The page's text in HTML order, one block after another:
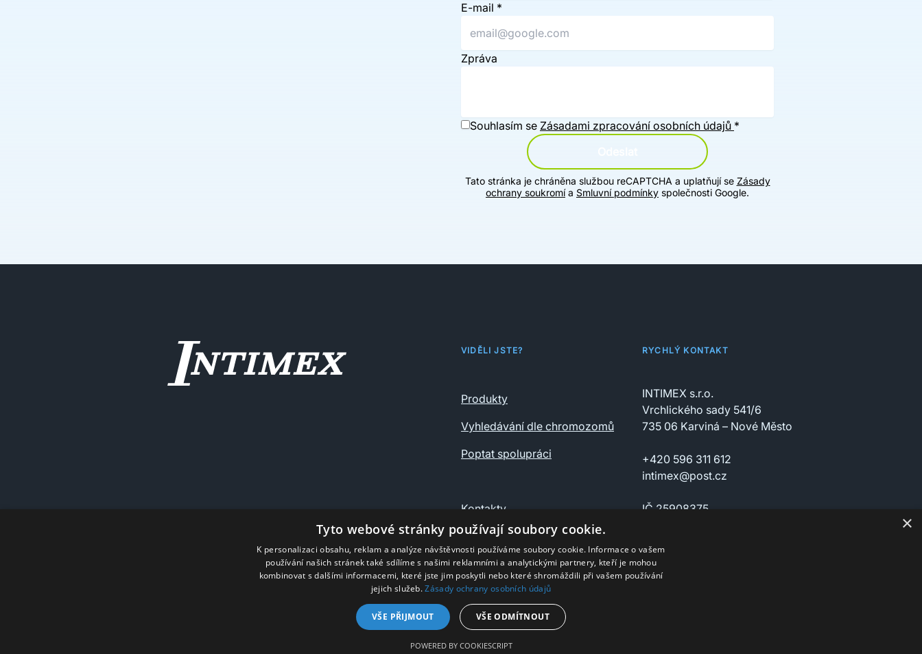
E-mail *
Zpráva
Souhlasím se Zásadami zpracování osobních údajů *
Tato stránka je chráněna službou reCAPTCHA a uplatňují se Zásady
ochrany soukromía Smluvní podmínky společnosti Google.
VIDĚLI JSTE?
Produkty
Vyhledávání dle chromozomů
Poptat spolupráci
Kontakty
Ochrana osobních údajů
RYCHLÝ KONTAKT
INTIMEX s.r.o.
Vrchlického sady 541/6
735 06 Karviná – Nové Město
+420 596 311 612
intimex@post.cz
IČ 25908375
© Nyro 2025
×
Tyto webové stránky používají soubory cookie.
K personalizaci obsahu, reklam a analýze návštěvnosti používáme soubory cookie. Informace o vašem
používání našich stránek také sdílíme s našimi reklamními a analytickými partnery, kteří je mohou
kombinovat s dalšími informacemi, které jste jim poskytli nebo které shromáždili při vašem používání
jejich služeb.Zásady ochrany osobních údajů
VŠE PŘIJMOUT VŠE ODMÍTNOUT
POWERED BY COOKIESCRIPT